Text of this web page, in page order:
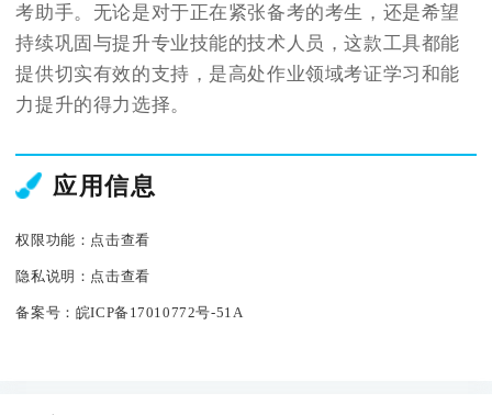
考助手。无论是对于正在紧张备考的考生，还是希望
持续巩固与提升专业技能的技术人员，这款工具都能
提供切实有效的支持，是高处作业领域考证学习和能
力提升的得力选择。
应用信息
权限功能： 点击查看
隐私说明： 点击查看
备案号： 皖ICP备17010772号-51A